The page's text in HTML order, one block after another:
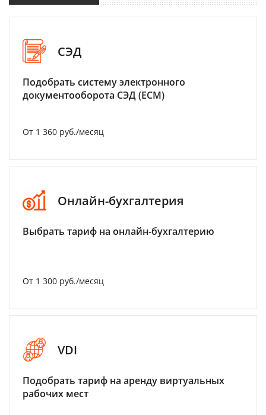
СЭД
Подобрать систему электронного
документооборота СЭД (ECM)
От 1 360 руб./месяц
Онлайн-бухгалтерия
Выбрать тариф на онлайн-бухгалтерию
От 1 300 руб./месяц
VDI
Подобрать тариф на аренду виртуальных
рабочих мест